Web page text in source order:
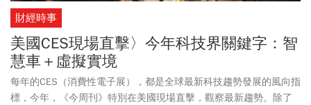
財經時事
美國CES現場直擊〉今年科技界關鍵字：智
慧車＋虛擬實境
每年的CES（消費性電子展），都是全球最新科技趨勢發展的風向指
標，今年，《今周刊》特別在美國現場直擊，觀察最新趨勢。除了